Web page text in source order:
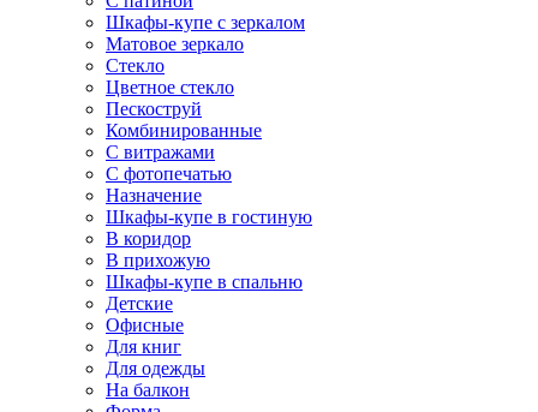
Шкафы-купе с зеркалом
Матовое зеркало
Стекло
Цветное стекло
Пескоструй
Комбинированные
С витражами
С фотопечатью
Назначение
Шкафы-купе в гостиную
В коридор
В прихожую
Шкафы-купе в спальню
Детские
Офисные
Для книг
Для одежды
На балкон